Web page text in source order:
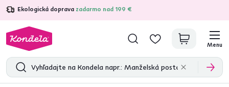
Ekologická doprava zadarmo nad 199 €
4,7 31 333overených produktových recenzií
Menu